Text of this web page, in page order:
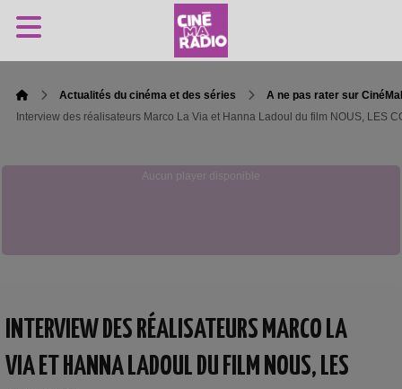
Actualités du cinéma et des séries
A ne pas rater sur
Interview des réalisateurs Marco La Via et Hanna Ladoul du film NOUS, LES
Aucun player disponible
INTERVIEW DES RÉALISATEURS MARCO LA
VIA ET HANNA LADOUL DU FILM NOUS, LES